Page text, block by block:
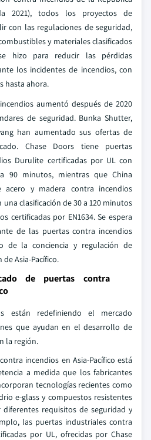
2021), todos los proyectos de
con las regulaciones de seguridad,
y materiales clasificados
hizo para reducir las pérdidas
los incidentes de incendios, con
hasta ahora.
aumentó después de 2020
de seguridad. Bunka Shutter,
han aumentado sus ofertas de
Chase Doors tiene puertas
Durulite certificadas por UL con
90 minutos, mientras que China
acero y madera contra incendios
una clasificación de 30 a 120 minutos
certificadas por EN1634. Se espera
de las puertas contra incendios
de la conciencia y regulación de
Asia-Pacífico.
de puertas contra
están redefiniendo el mercado
que ayudan en el desarrollo de
la región.
incendios en Asia-Pacífico está
a medida que los fabricantes
tecnologías recientes como
e-glass y compuestos resistentes
requisitos de seguridad y
las puertas industriales contra
por UL, ofrecidas por Chase